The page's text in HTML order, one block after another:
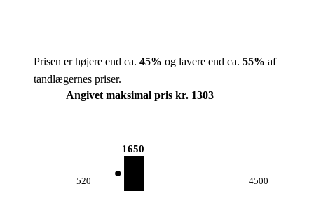
Prisen er højere end ca. 45% og lavere end ca. 55% af
tandlægernes priser.
Angivet maksimal pris kr. 1303
520
1650
4500